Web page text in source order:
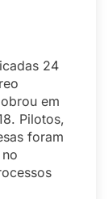
24
em
Pilotos,
foram